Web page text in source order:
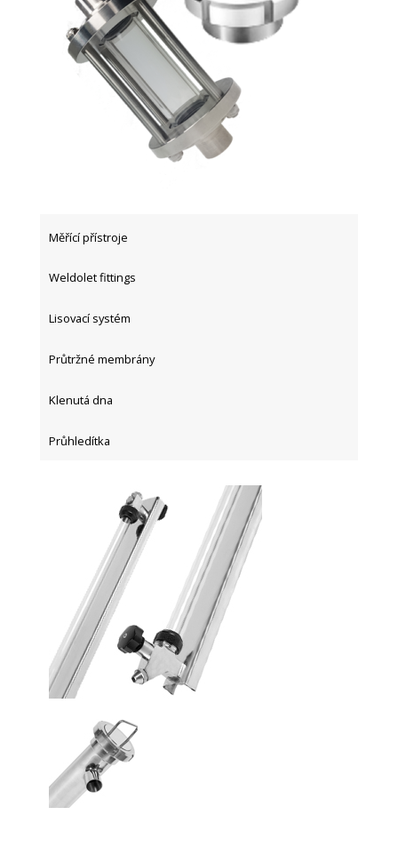
Měřící přístroje
Weldolet fittings
Lisovací systém
Průtržné membrány
Klenutá dna
Průhledítka